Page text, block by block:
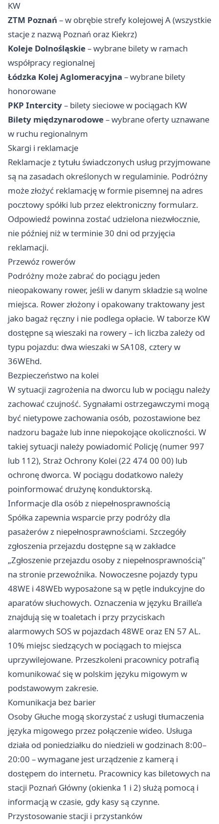
KW
ZTM Poznań – w obrębie strefy kolejowej A (wszystkie
stacje z nazwą Poznań oraz Kiekrz)
Koleje Dolnośląskie– wybrane bilety w ramach
współpracy regionalnej
Łódzka Kolej Aglomeracyjna – wybrane bilety
honorowane
PKP Intercity– bilety sieciowe w pociągach KW
Bilety międzynarodowe– wybrane oferty uznawane
w ruchu regionalnym
Skargi i reklamacje
Reklamacje z tytułu świadczonych usług przyjmowane
są na zasadach określonych w regulaminie. Podróżny
może złożyć reklamację w formie pisemnej na adres
pocztowy spółki lub przez elektroniczny formularz.
Odpowiedź powinna zostać udzielona niezwłocznie,
nie później niż w terminie 30 dni od przyjęcia
reklamacji.
Przewóz rowerów
Podróżny może zabrać do pociągu jeden
nieopakowany rower, jeśli w danym składzie są wolne
miejsca. Rower złożony i opakowany traktowany jest
jako bagaż ręczny i nie podlega opłacie. W taborze KW
dostępne są wieszaki na rowery – ich liczba zależy od
typu pojazdu: dwa wieszaki w SA108, cztery w
36WEhd.
Bezpieczeństwo na kolei
W sytuacji zagrożenia na dworcu lub w pociągu należy
zachować czujność. Sygnałami ostrzegawczymi mogą
być nietypowe zachowania osób, pozostawione bez
nadzoru bagaże lub inne niepokojące okoliczności. W
takiej sytuacji należy powiadomić Policję (numer 997
lub 112), Straż Ochrony Kolei (22 474 00 00) lub
ochronę dworca. W pociągu dodatkowo należy
poinformować drużynę konduktorską.
Informacje dla osób z niepełnosprawnością
Spółka zapewnia wsparcie przy podróży dla
pasażerów z niepełnosprawnościami. Szczegóły
zgłoszenia przejazdu dostępne są w zakładce
„Zgłoszenie przejazdu osoby z niepełnosprawnością"
na stronie przewoźnika. Nowoczesne pojazdy typu
48WE i 48WEb wyposażone są w pętle indukcyjne do
aparatów słuchowych. Oznaczenia w języku Braille’a
znajdują się w toaletach i przy przyciskach
alarmowych SOS w pojazdach 48WE oraz EN 57 AL.
10% miejsc siedzących w pociągach to miejsca
uprzywilejowane. Przeszkoleni pracownicy potrafią
komunikować się w polskim języku migowym w
podstawowym zakresie.
Komunikacja bez barier
Osoby Głuche mogą skorzystać z usługi tłumaczenia
języka migowego przez połączenie wideo. Usługa
działa od poniedziałku do niedzieli w godzinach 8:00–
20:00 – wymagane jest urządzenie z kamerą i
dostępem do internetu. Pracownicy kas biletowych na
stacji Poznań Główny (okienka 1 i 2) służą pomocą i
informacją w czasie, gdy kasy są czynne.
Przystosowanie stacji i przystanków